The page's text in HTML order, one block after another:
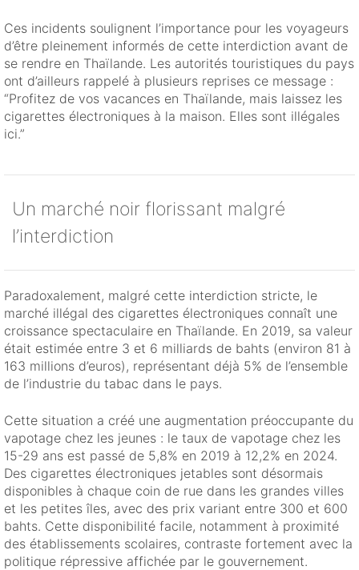
Ces incidents soulignent l’importance pour les voyageurs
d’être pleinement informés de cette interdiction avant de
se rendre en Thaïlande. Les autorités touristiques du pays
ont d’ailleurs rappelé à plusieurs reprises ce message :
“Profitez de vos vacances en Thaïlande, mais laissez les
cigarettes électroniques à la maison. Elles sont illégales
ici.”
Un marché noir florissant malgré
l’interdiction
Paradoxalement, malgré cette interdiction stricte, le
marché illégal des cigarettes électroniques connaît une
croissance spectaculaire en Thaïlande. En 2019, sa valeur
était estimée entre 3 et 6 milliards de bahts (environ 81 à
163 millions d’euros), représentant déjà 5% de l’ensemble
de l’industrie du tabac dans le pays.
Cette situation a créé une augmentation préoccupante du
vapotage chez les jeunes : le taux de vapotage chez les
15-29 ans est passé de 5,8% en 2019 à 12,2% en 2024.
Des cigarettes électroniques jetables sont désormais
disponibles à chaque coin de rue dans les grandes villes
et les petites îles, avec des prix variant entre 300 et 600
bahts. Cette disponibilité facile, notamment à proximité
des établissements scolaires, contraste fortement avec la
politique répressive affichée par le gouvernement.